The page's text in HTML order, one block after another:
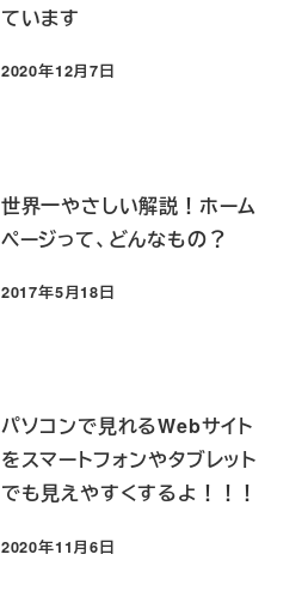
ています
投稿日
2020年12月7日
世界一やさしい解説！ホーム
ページって、どんなもの？
投稿日
2017年5月18日
パソコンで見れるWebサイト
をスマートフォンやタブレット
でも見えやすくするよ！！！
投稿日
2020年11月6日